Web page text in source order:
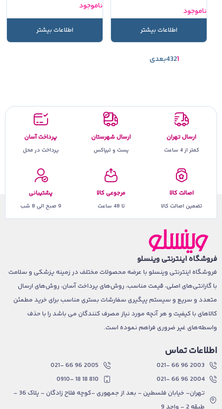
ناموجود
اطلاعات بیشتر
ناموجود
اطلاعات بیشتر
1
2
3
4بعدی
ارسال تهران
کمتر از 4 ساعت
ارسال شهرستان
پست و تیپاکس
پرداخت آسان
پرداخت در محل
اصالت کالا
تضمین اصالت کالا
مرجوعی کالا
تا 48 ساعت
پشتیبانی
9 صبح الی 8 شب
فروشگاه اینترنتی وینسلو
فروشگاه اینترنتی وینسلو با عرضه محصولات مختلف در زمینه پزشکی و سلامت
با گارانتی‌های اصلی، قیمت مناسب، روش‌های پرداخت آسان، روش‌های ارسال
متعدد و سریع و سیستم پیگیری سفارشات بستری مناسب برای خرید مطمئن
کالاهای با کیفیت و هر آنچه مورد نیاز مصرف کنندگان می باشد را با حذف
واسطه‌های غیر ضروری فراهم نموده است.
اطلاعات تماس
2003 96 66 -021
2004 96 66 -021
2005 96 66 -021
810 18 18 -0910
تهران- خیابان فلسطین - بعد از جمهوری -کوچه فلاح زادگان - پلاک 36 -
طبقه 2 - واحد 9